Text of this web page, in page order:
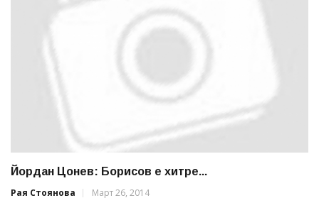
Йордан Цонев: Борисов е хитре...
Рая Стоянова
Март 26, 2014